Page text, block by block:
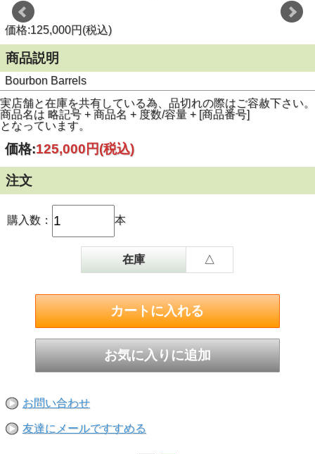
価格:125,000円(税込)
商品説明
Bourbon Barrels
実店舗と在庫を共有している為、品切れの際はご容赦下さい。
商品名は 略記号 + 商品名 + 度数/容量 + [商品番号]
となっています。
価格:125,000円(税込)
注文
購入数： 本
在庫 △
お問い合わせ
友達にメールですすめる